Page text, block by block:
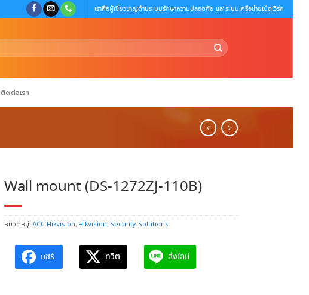
เราคือผู้เชี่ยวชาญด้านระบบรักษาความปลอดภัย และระบบเครือข่ายเน็ตเวิร์ก
ติดต่อเรา
Wall mount (DS-1272ZJ-110B)
หมวดหมู่:ACC Hikvision, Hikvision, Security Solutions
แชร์ ทวีต ส่งไลน์